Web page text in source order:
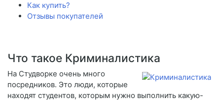
Как купить?
Отзывы покупателей
Что такое Криминалистика
На Студворке очень много
посредников. Это люди, которые
находят студентов, которым нужно выполнить какую-